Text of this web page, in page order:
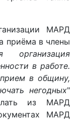
МАРД
приёма в члены
организация
в работе.
в общину,
негодных"
из МАРД
МАРД